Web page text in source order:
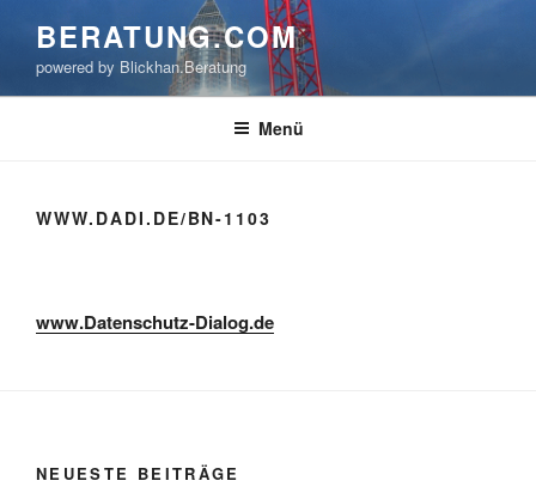
springen
BERATUNG.COM
powered by Blickhan.Beratung
Menü
WWW.DADI.DE/BN-1103
www.Datenschutz-Dialog.de
NEUESTE BEITRÄGE